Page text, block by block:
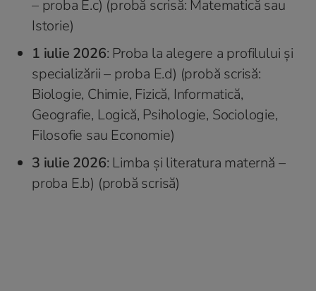
– proba E.c) (probă scrisă: Matematică sau
Istorie)
1 iulie 2026: Proba la alegere a profilului și
specializării – proba E.d) (probă scrisă:
Biologie, Chimie, Fizică, Informatică,
Geografie, Logică, Psihologie, Sociologie,
Filosofie sau Economie)
3 iulie 2026: Limba și literatura maternă –
proba E.b) (probă scrisă)